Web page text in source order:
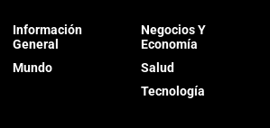
Información
General
Mundo
Negocios Y
Economía
Salud
Tecnología